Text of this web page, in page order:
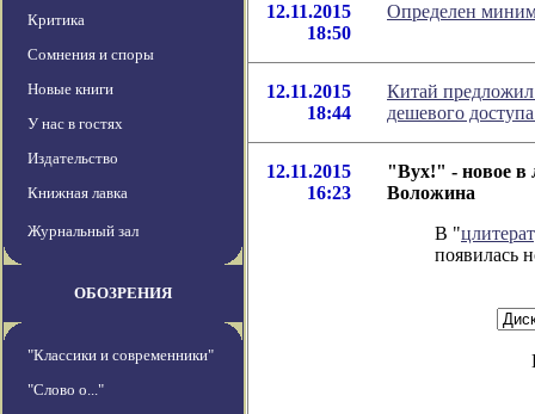
Критика
Сомнения и споры
Новые книги
У нас в гостях
Издательство
Книжная лавка
Журнальный зал
ОБОЗРЕНИЯ
"Классики и современники"
"Слово о..."
12.11.2015
18:50
Определен
12.11.2015
18:44
Китай предложил
дешевого
12.11.2015
16:23
"Вух!" - новое в
Воложина
В "
появилась